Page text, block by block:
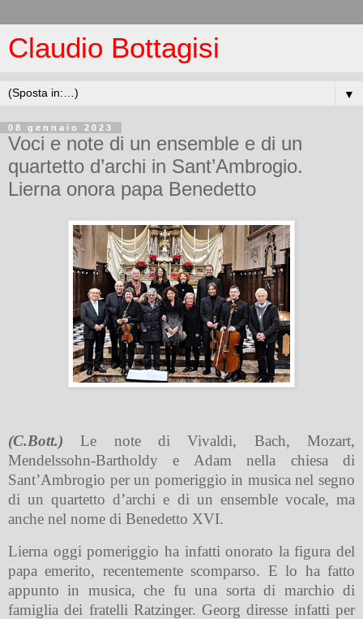
Claudio Bottagisi
▼
08 gennaio 2023
Voci e note di un ensemble e di un
quartetto d’archi in Sant’Ambrogio.
Lierna onora papa Benedetto
(C.Bott.)Le note di Vivaldi, Bach, Mozart,
Mendelssohn-Bartholdy e Adam nella chiesa di
Sant’Ambrogio per un pomeriggio in musica nel segno
di un quartetto d’archi e di un ensemble vocale, ma
anche nel nome di Benedetto XVI.
Lierna oggi pomeriggio ha infatti onorato la figura del
papa emerito, recentemente scomparso. E lo ha fatto
appunto in musica, che fu una sorta di marchio di
famiglia dei fratelli Ratzinger. Georg diresse infatti per